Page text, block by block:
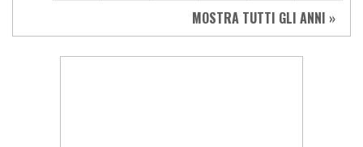
MOSTRA TUTTI GLI ANNI »